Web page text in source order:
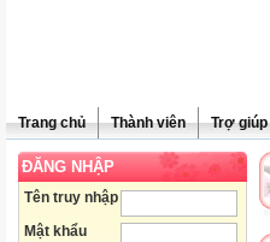
Trang chủ Thành viên Trợ giúp
ĐĂNG NHẬP
Tên truy nhập
Mật khẩu